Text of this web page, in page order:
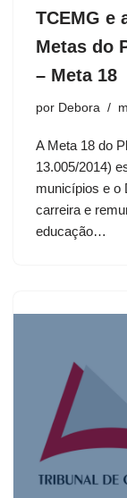
TCEMG e
Metas do
– Meta 18
por Debora
A Meta 18 do
13.005/2014)
municípios e o
carreira e
educação…